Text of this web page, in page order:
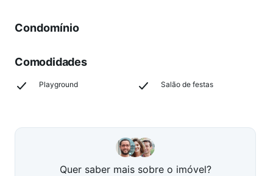
Condomínio
Comodidades
Playground Salão de festas
Quer saber mais sobre o imóvel?